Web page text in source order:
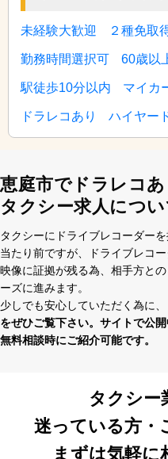
未経験大歓迎 ２種免取
勤務時間選択可 60歳以
駅徒歩10分以内 マイカ
ドラレコあり ハイヤー
恵庭市でドラレコ
タクシー求人につい
タクシーにドライブレコーダー
当たり前ですが、ドライブレコ
映像に証拠が残る為、相⼿⽅と
ーズに進みます。
少しでも安⼼していただく為に、
をぜひご覧下さい。サイトで公
無料相談時にご紹介可能です。
タクシー
迷っている方・
まずは気軽に